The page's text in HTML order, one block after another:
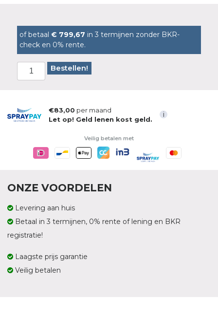
of betaal € 799,67 in 3 termijnen zonder BKR-
check en 0% rente.
Bestellen!
€83,00 per maand
Let op! Geld lenen kost geld.
i
Veilig betalen met
ONZE VOORDELEN
Levering aan huis
Betaal in 3 termijnen, 0% rente of lening en BKR
registratie!
Laagste prijs garantie
Veilig betalen